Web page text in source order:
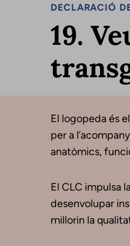
DECLARACIÓ
19.
El logopeda és
per a
anatòmics,
El CLC impulsa
desenvolupar
millorin la